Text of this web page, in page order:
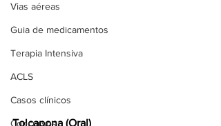
Vias aéreas
Guia de medicamentos
Terapia Intensiva
ACLS
Casos clínicos
Concursos
Tolcapona (Oral)